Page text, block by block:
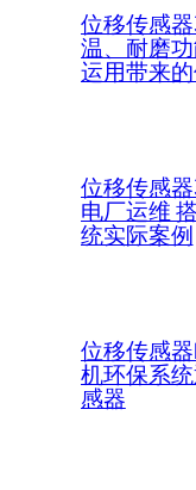
位移传感
温、耐磨
运用带来
位移传感器
电厂运维
统实际案例
位移传感
机环保系
感器